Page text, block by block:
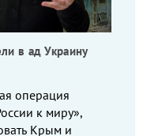
в ад Украину
операция
к миру»,
Крым и